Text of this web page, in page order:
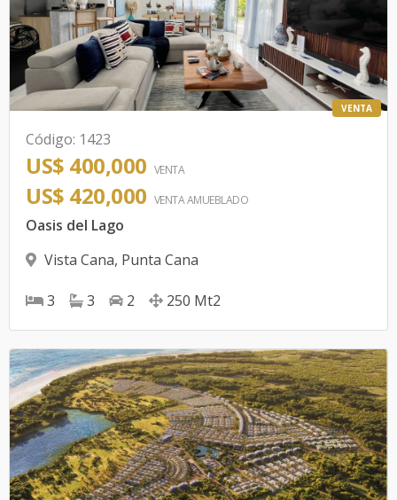
VENTA
Código: 1423
US$ 400,000 VENTA
US$ 420,000 VENTA AMUEBLADO
Oasis del Lago
Vista Cana, Punta Cana
3 3 2 250 Mt2